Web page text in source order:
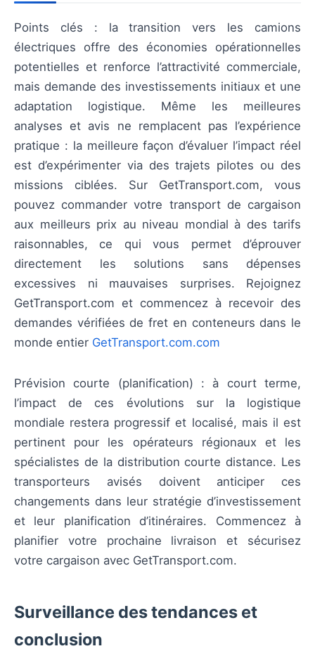
Points clés : la transition vers les camions
électriques offre des économies opérationnelles
potentielles et renforce l’attractivité commerciale,
mais demande des investissements initiaux et une
adaptation logistique. Même les meilleures
analyses et avis ne remplacent pas l’expérience
pratique : la meilleure façon d’évaluer l’impact réel
est d’expérimenter via des trajets pilotes ou des
missions ciblées. Sur GetTransport.com, vous
pouvez commander votre transport de cargaison
aux meilleurs prix au niveau mondial à des tarifs
raisonnables, ce qui vous permet d’éprouver
directement les solutions sans dépenses
excessives ni mauvaises surprises. Rejoignez
GetTransport.com et commencez à recevoir des
demandes vérifiées de fret en conteneurs dans le
monde entier GetTransport.com.com
Prévision courte (planification) : à court terme,
l’impact de ces évolutions sur la logistique
mondiale restera progressif et localisé, mais il est
pertinent pour les opérateurs régionaux et les
spécialistes de la distribution courte distance. Les
transporteurs avisés doivent anticiper ces
changements dans leur stratégie d’investissement
et leur planification d’itinéraires. Commencez à
planifier votre prochaine livraison et sécurisez
votre cargaison avec GetTransport.com.
Surveillance des tendances et
conclusion